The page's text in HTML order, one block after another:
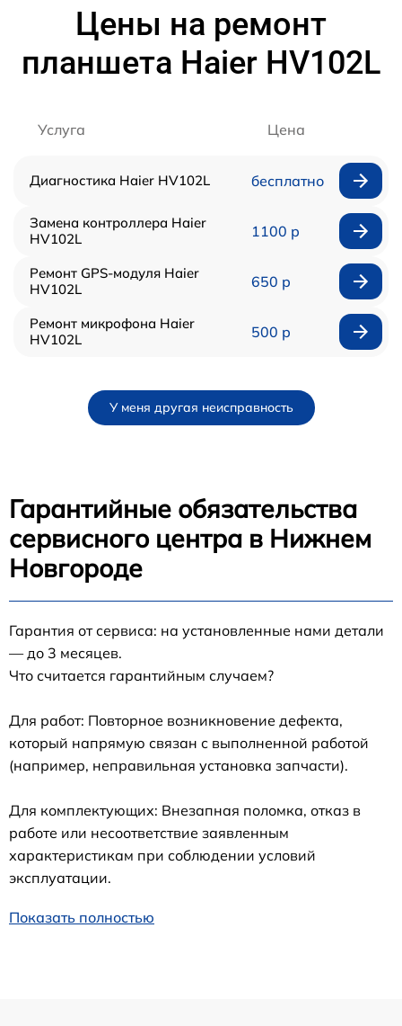
Цены на ремонт
планшета Haier HV102L
Услуга Цена
Диагностика Haier HV102L бесплатно
Замена контроллера Haier
HV102L
1100 р
Ремонт GPS-модуля Haier
HV102L
650 р
Ремонт микрофона Haier
HV102L
500 р
У меня другая неисправность
Гарантийные обязательства
сервисного центра в Нижнем
Новгороде
Гарантия от сервиса: на установленные нами детали
— до 3 месяцев.
Что считается гарантийным случаем?
Для работ: Повторное возникновение дефекта,
который напрямую связан с выполненной работой
(например, неправильная установка запчасти).
Для комплектующих: Внезапная поломка, отказ в
работе или несоответствие заявленным
характеристикам при соблюдении условий
эксплуатации.
Показать полностью